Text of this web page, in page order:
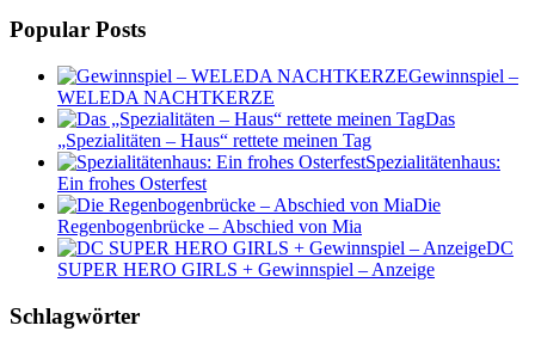
Popular Posts
Gewinnspiel –
WELEDA NACHTKERZE
Das
„Spezialitäten – Haus“ rettete meinen Tag
Spezialitätenhaus:
Ein frohes Osterfest
Die
Regenbogenbrücke – Abschied von Mia
DC
SUPER HERO GIRLS + Gewinnspiel – Anzeige
Schlagwörter